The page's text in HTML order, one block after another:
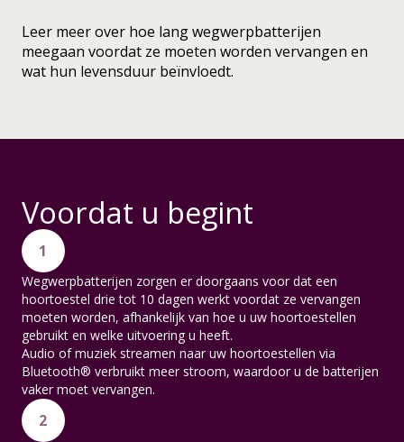
Leer meer over hoe lang wegwerpbatterijen
meegaan voordat ze moeten worden vervangen en
wat hun levensduur beïnvloedt.
Voordat u begint
1
Wegwerpbatterijen zorgen er doorgaans voor dat een
hoortoestel drie tot 10 dagen werkt voordat ze vervangen
moeten worden, afhankelijk van hoe u uw hoortoestellen
gebruikt en welke uitvoering u heeft.
Audio of muziek streamen naar uw hoortoestellen via
Bluetooth® verbruikt meer stroom, waardoor u de batterijen
vaker moet vervangen.
2